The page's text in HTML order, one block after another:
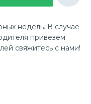
недель. В случае
привезем
свяжитесь с нами!